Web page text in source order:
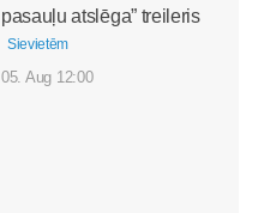
pasauļu atslēga” treileris
Sievietēm
05. Aug 12:00